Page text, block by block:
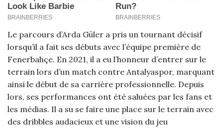
Le parcours d’Arda Güler a pris un tournant décisif
lorsqu’il a fait ses débuts avec l’équipe première de
Fenerbahçe. En 2021, il a eu l’honneur d’entrer sur le
terrain lors d’un match contre Antalyaspor, marquant
ainsi le début de sa carrière professionnelle. Depuis
lors, ses performances ont été saluées par les fans et
les médias. Il a su se faire une place sur le terrain avec
des dribbles audacieux et une vision du jeu